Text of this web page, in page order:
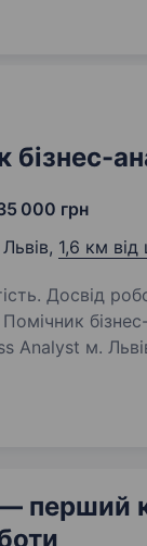
Збір, аналіз і
бізнес-
000 грн
Львів, 1,6 км від
Досвід
Analyst м.
30-річним
перший